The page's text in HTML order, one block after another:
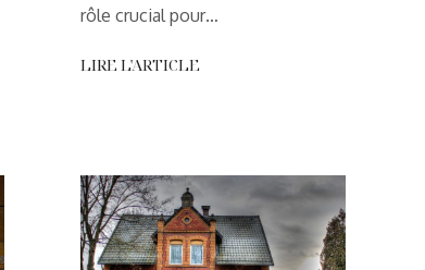
rôle crucial pour…
LIRE L'ARTICLE